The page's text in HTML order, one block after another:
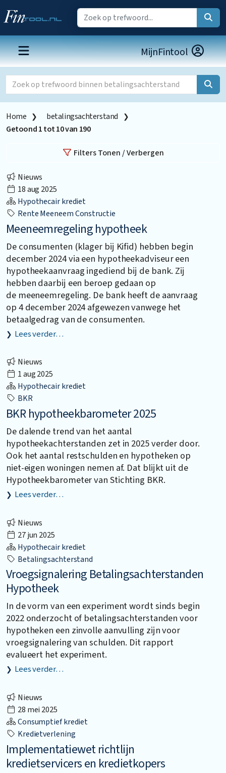
MijnFintool
Home
betalingsachterstand
Getoond1tot10van 190
Filters Tonen / Verbergen
Nieuws
18 aug 2025
Hypothecair krediet
Rente Meeneem Constructie
Meeneemregeling hypotheek
De consumenten (klager bij Kifid) hebben begin
december 2024 via een hypotheekadviseur een
hypotheekaanvraag ingediend bij de bank. Zij
hebben daarbij een beroep gedaan op
de meeneemregeling. De bank heeft de aanvraag
op 4 december 2024 afgewezen vanwege het
betaalgedrag van de consumenten.
Lees verder…
Nieuws
1 aug 2025
Hypothecair krediet
BKR
BKR hypotheekbarometer 2025
De dalende trend van het aantal
hypotheekachterstanden zet in 2025 verder door.
Ook het aantal restschulden en hypotheken op
niet-eigen woningen nemen af. Dat blijkt uit de
Hypotheekbarometer van Stichting BKR.
Lees verder…
Nieuws
27 jun 2025
Hypothecair krediet
Betalingsachterstand
Vroegsignalering Betalingsachterstanden
Hypotheek
In de vorm van een experiment wordt sinds begin
2022 onderzocht of betalingsachterstanden voor
hypotheken een zinvolle aanvulling zijn voor
vroegsignalering van schulden. Dit rapport
evalueert het experiment.
Lees verder…
Nieuws
28 mei 2025
Consumptief krediet
Kredietverlening
Implementatiewet richtlijn
kredietservicers en kredietkopers